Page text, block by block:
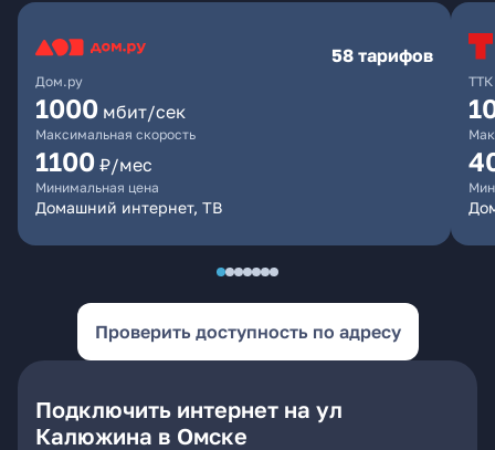
Дом.ру
58 тарифов
1000 мбит/сек
Максимальная скорость
1100 ₽/мес
Минимальная цена
Домашний интернет, ТВ
ТТК
Проверить доступность по адресу
Подключить интернет на ул
Калюжина в Омске